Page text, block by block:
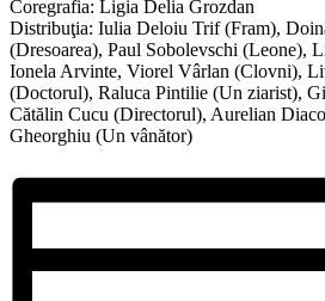
Coregrafia: Ligia Delia Grozdan
Distribuţia: Iulia Deloiu Trif (Fram),
(Dresoarea), Paul Sobolevschi (Leone),
Ionela Arvinte, Viorel Vârlan (Clovni),
(Doctorul), Raluca Pintilie (Un ziarist),
Cătălin Cucu (Directorul), Aurelian
Gheorghiu (Un vânător)